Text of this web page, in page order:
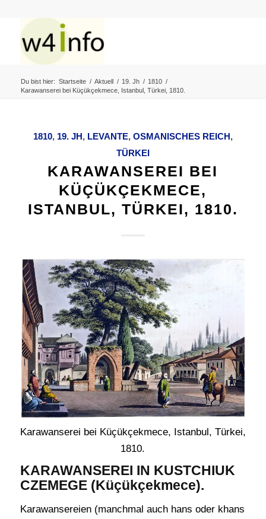
Du bist hier: Startseite / Aktuell / 19. Jh / 1810 /
Karawanserei bei Küçükçekmece, Istanbul, Türkei, 1810.
1810, 19. JH, LEVANTE, OSMANISCHES REICH,
TÜRKEI
KARAWANSEREI BEI
KÜÇÜKÇEKMECE,
ISTANBUL, TÜRKEI, 1810.
Karawanserei bei Küçükçekmece, Istanbul, Türkei,
1810.
KARAWANSEREI IN KUSTCHIUK
CZEMEGE (Küçükçekmece).
Karawansereien (manchmal auch hans oder khans